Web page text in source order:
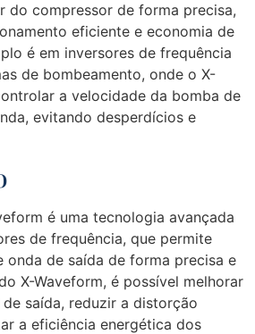
do compressor de forma precisa,
eficiente e economia de
é em inversores de frequência
de bombeamento, onde o X-
a velocidade da bomba de
evitando desperdícios e
é uma tecnologia avançada
de frequência, que permite
de saída de forma precisa e
X-Waveform, é possível melhorar
saída, reduzir a distorção
a eficiência energética dos